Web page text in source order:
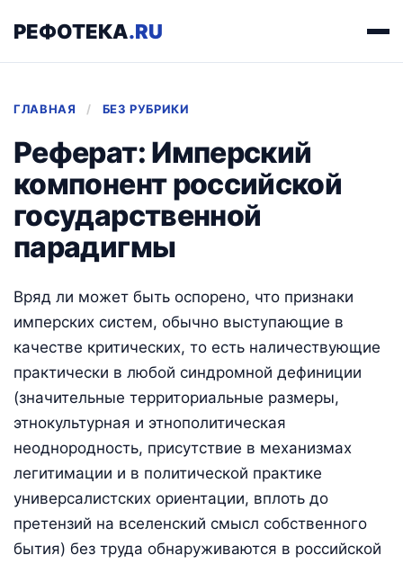
РЕФОТЕКА.RU
ГЛАВНАЯ / БЕЗ РУБРИКИ
Реферат: Имперский
компонент российской
государственной
парадигмы
Вряд ли может быть оспорено, что признаки
имперских систем, обычно выступающие в
качестве критических, то есть наличествующие
практически в любой синдромной дефиниции
(значительные территориальные размеры,
этнокультурная и этнополитическая
неоднородность, присутствие в механизмах
легитимации и в политической практике
универсалистских ориентации, вплоть до
претензий на вселенский смысл собственного
бытия) без труда обнаруживаются в российской